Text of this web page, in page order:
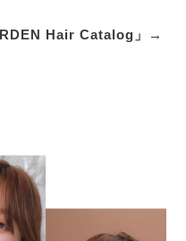
Hair Catalog」→